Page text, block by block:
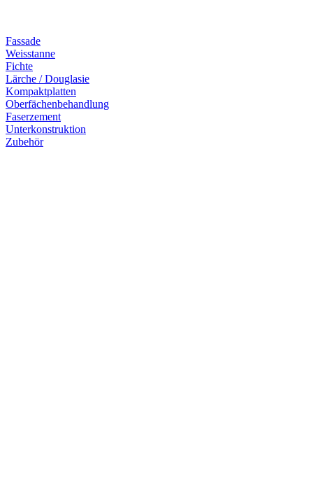
Fassade
Weisstanne
Fichte
Lärche / Douglasie
Kompaktplatten
Oberfächenbehandlung
Faserzement
Unterkonstruktion
Zubehör